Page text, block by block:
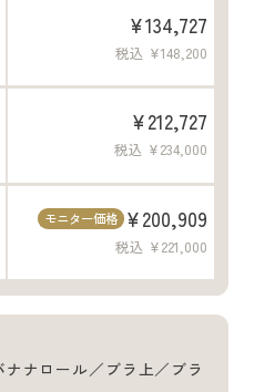
¥134,727
税込 ¥148,200
¥212,727
税込 ¥234,000
モニター価格 ¥200,909
税込 ¥221,000
ナロール／ブラ上／ブラ